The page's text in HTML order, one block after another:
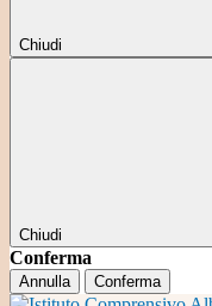
Chiudi
Chiudi
Conferma
Annulla Conferma